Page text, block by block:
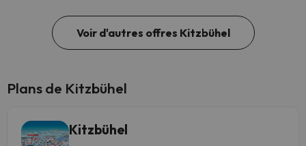
Voir d'autres offres Kitzbühel
Plans de Kitzbühel
Kitzbühel